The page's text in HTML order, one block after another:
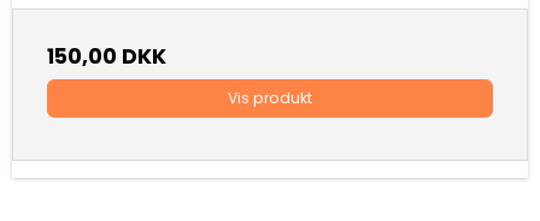
150,00 DKK
Vis produkt